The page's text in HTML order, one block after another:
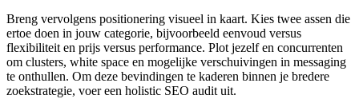
Breng vervolgens positionering visueel in kaart. Kies twee assen die
ertoe doen in jouw categorie, bijvoorbeeld eenvoud versus
flexibiliteit en prijs versus performance. Plot jezelf en concurrenten
om clusters, white space en mogelijke verschuivingen in messaging
te onthullen. Om deze bevindingen te kaderen binnen je bredere
zoekstrategie, voer een holistic SEO audit uit.